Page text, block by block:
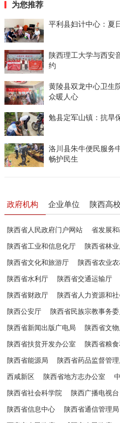
为您推荐
平利县妇计中心：夏
陕西理工大学与西安
约
黄陵县双龙中心卫生
众暖人心
勉县定军山镇：抗旱
洛川县朱牛便民服务
畅护民生
政府机构 企业单位 陕西高校
陕西省人民政府门户网站 省发展
陕西省工业和信息化厅 陕西省林
陕西省文化和旅游厅 陕西省农业
陕西省水利厅 陕西省交通运输厅
陕西省财政厅 陕西省人力资源和
陕西公安厅 陕西省民族宗教事务
陕西省新闻出版广电局 陕西省文
陕西省扶贫开发办公室 陕西省粮
陕西省能源局 陕西省药品监督管理
西咸新区 陕西省地方志办公室
陕西省社会科学院 陕西广播电视
陕西省信息中心 陕西省通信管理局